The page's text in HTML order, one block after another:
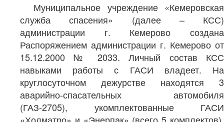
Муниципальное учреждение «Кемеровская
служба спасения» (далее – КСС)
администрации г. Кемерово создана
Распоряжением администрации г. Кемерово от
15.12.2000 № 2033. Личный состав КСС
навыками работы с ГАСИ владеет. На
круглосуточном дежурстве находятся 3
аварийно-спасательных автомобиля
(ГАЗ-2705), укомплектованные ГАСИ